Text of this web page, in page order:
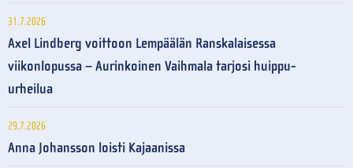
31.7.2026
Axel Lindberg voittoon Lempäälän Ranskalaisessa
viikonlopussa – Aurinkoinen Vaihmala tarjosi huippu-
urheilua
29.7.2026
Anna Johansson loisti Kajaanissa